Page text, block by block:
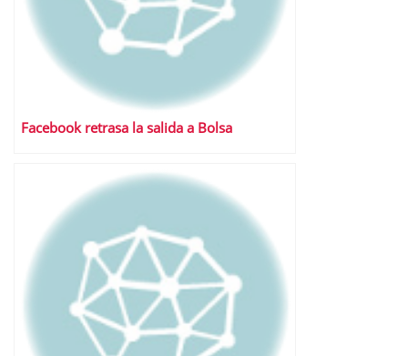
Facebook retrasa la salida a Bolsa